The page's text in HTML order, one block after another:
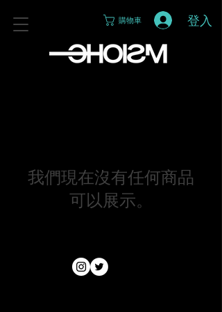
購物車 登入
我們現在沒有任何商品
可以展示。